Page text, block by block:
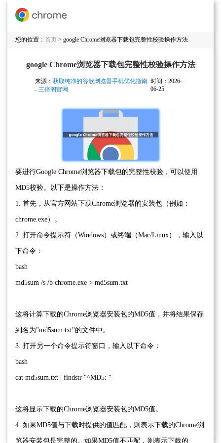
您的位置： 首页 > google Chrome浏览器下载包完整性校验操作方法
google Chrome浏览器下载包完整性校验操作方法
来源： 获取纯净的谷歌浏览器手机优化指南
- 三倍阁官网
时间：2026-
06-25
要进行Google Chrome浏览器下载包的完整性校验，可以使用
MD5校验。以下是操作方法：
1. 首先，从官方网站下载Chrome浏览器的安装包（例如：
chrome.exe）。
2. 打开命令提示符（Windows）或终端（Mac/Linux），输入以
下命令：
bash
md5sum /s /b chrome.exe > md5sum.txt
这将计算下载的Chrome浏览器安装包的MD5值，并将结果保存
到名为"md5sum.txt"的文件中。
3. 打开另一个命令提示符窗口，输入以下命令：
bash
cat md5sum.txt | findstr "^MD5: "
这将显示下载的Chrome浏览器安装包的MD5值。
4. 如果MD5值与下载时提供的值匹配，则表示下载的Chrome浏
览器安装包是完整的。如果MD5值不匹配，则表示下载的